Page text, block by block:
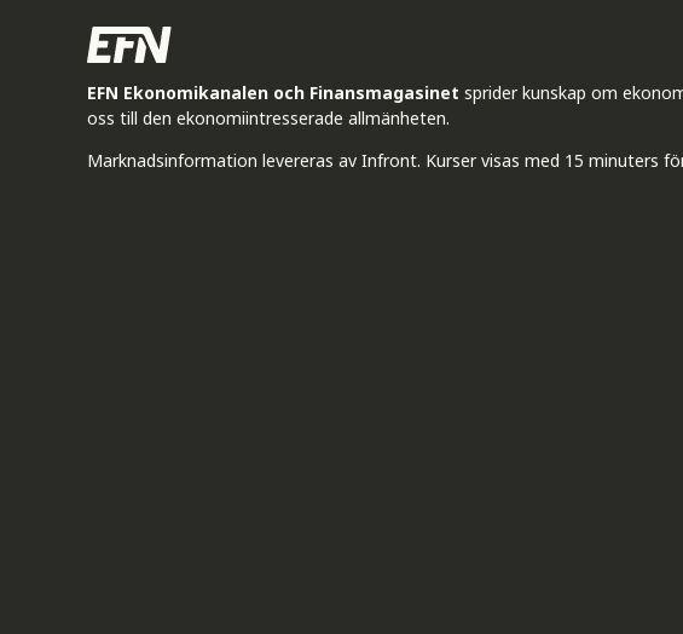
EFN Ekonomikanalen och Finansmagasinet sprider kunskap om
oss till den ekonomiintresserade allmänheten.
Marknadsinformation levereras av Infront. Kurser visas med 15 minuters